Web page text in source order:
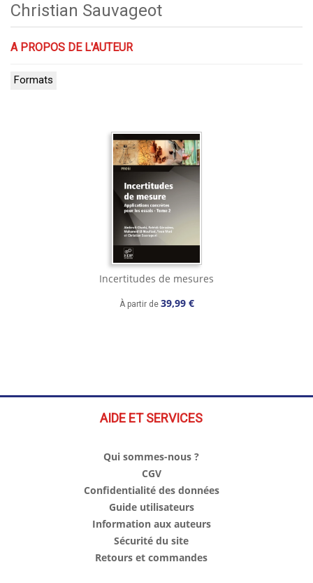
Christian Sauvageot
A PROPOS DE L'AUTEUR
Formats
Incertitudes de mesures
À partir de 39,99 €
AIDE ET SERVICES
Qui sommes-nous ?
CGV
Confidentialité des données
Guide utilisateurs
Information aux auteurs
Sécurité du site
Retours et commandes